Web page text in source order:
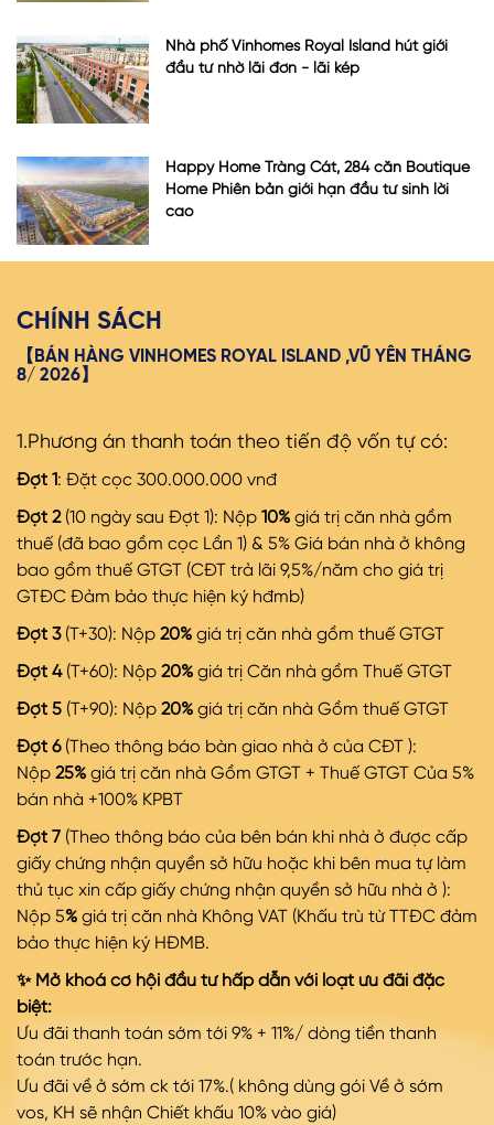
Nhà phố Vinhomes Royal Island hút giới
đầu tư nhờ lãi đơn - lãi kép
Happy Home Tràng Cát, 284 căn Boutique
Home Phiên bản giới hạn đầu tư sinh lời
cao
CHÍNH SÁCH
【BÁN HÀNG VINHOMES ROYAL ISLAND ,VŨ YÊN THÁNG
8/ 2026】
1.Phương án thanh toán theo tiến độ vốn tự có:
Đợt 1: Đặt cọc 300.000.000 vnđ
Đợt 2(10 ngày sau Đợt 1): Nộp 10% giá trị căn nhà gồm
thuế (đã bao gồm cọc Lần 1) & 5% Giá bán nhà ở không
bao gồm thuế GTGT (CĐT trả lãi 9,5%/năm cho giá trị
GTĐC Đảm bảo thực hiện ký hđmb)
Đợt 3(T+30): Nộp 20% giá trị căn nhà gồm thuế GTGT
Đợt 4(T+60): Nộp 20% giá trị Căn nhà gồm Thuế GTGT
Đợt 5 (T+90): Nộp 20% giá trị căn nhà Gồm thuế GTGT
Đợt 6(Theo thông báo bàn giao nhà ở của CĐT ):
Nộp 25% giá trị căn nhà Gồm GTGT + Thuế GTGT Của 5%
bán nhà +100% KPBT
Đợt 7 (Theo thông báo của bên bán khi nhà ở được cấp
giấy chứng nhận quyền sở hữu hoặc khi bên mua tự làm
thủ tục xin cấp giấy chứng nhận quyền sở hữu nhà ở ):
Nộp 5% giá trị căn nhà Không VAT (Khấu trù từ TTĐC đảm
bảo thực hiện ký HĐMB.
✨ Mở khoá cơ hội đầu tư hấp dẫn với loạt ưu đãi đặc
biệt:
Ưu đãi thanh toán sớm tới 9% + 11%/ dòng tiền thanh
toán trước hạn.
Ưu đãi về ở sớm ck tới 17%.( không dùng gói Về ở sớm
vos, KH sẽ nhận Chiết khấu 10% vào giá)